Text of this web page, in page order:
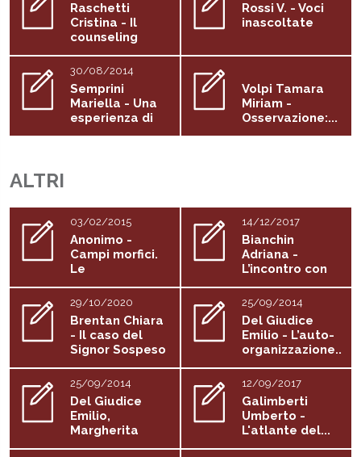
Raschetti
Cristina - Il
counseling
somatorelazion
ale...
Rossi V. - Voci
inascoltate
30/08/2014
Semprini
Mariella - Una
esperienza di
counseling...
Volpi Tamara
Miriam -
Osservazione:...
ALTRI
03/02/2015
Anonimo -
Campi morfici.
Le
informazioni...
14/12/2017
Bianchin
Adriana -
L’incontro con
Freud
29/10/2020
Brentan Chiara
- Il caso del
Signor Sospeso
25/09/2014
Del Giudice
Emilio - L’auto-
organizzazione..
.
25/09/2014
Del Giudice
Emilio,
Margherita
Tosi...
12/09/2017
Galimberti
Umberto -
L'atlante del...